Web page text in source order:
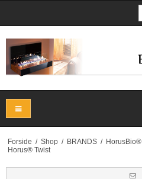
Forside / Shop / BRANDS / HorusBio®
Horus® Twist